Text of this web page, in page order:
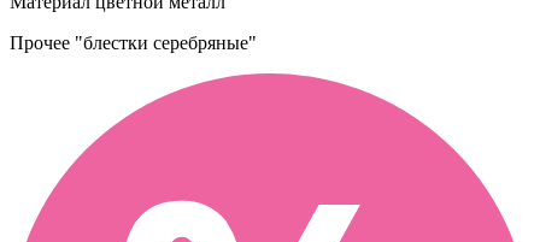
Прочее "блестки серебряные"